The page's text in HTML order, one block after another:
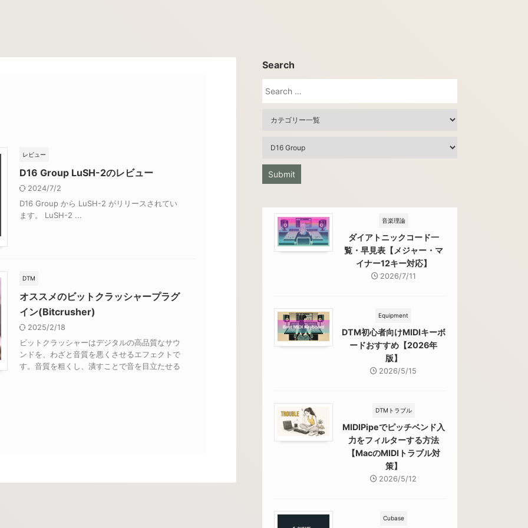
レビュー
D16 Group LuSH-2のレビュー
2024/7/2
D16 Group から LuSH-2 がリリースされてい
ます。 LuSH-2 ...
DTM
オススメのビットクラッシャープラグ
イン(Bitcrusher)
2025/2/18
ビットクラッシャーはデジタルの高品質なサウ
ンドを、わざと音質を悪くさせるエフェクトで
す。音質を粗くし、潰すことで音を目立たせる
Search
音楽理論
ダイアトニックコード一
覧・早見表【メジャー・マ
イナー12キー対応】
2026/7/11
Equipment
DTM初心者向けMIDIキーボ
ードおすすめ【2026年
版】
2026/5/15
DTMトラブル
MIDIPipeでピッチベンド入
力をフィルターする方法
【MacのMIDIトラブル対
策】
2026/5/12
Cubase